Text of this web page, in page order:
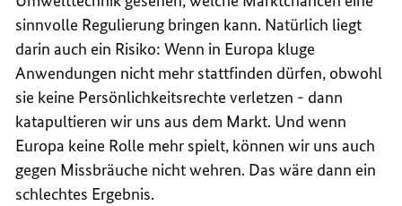
sinnvolle Regulierung bringen kann. Natürlich liegt
darin auch ein Risiko: Wenn in Europa kluge
Anwendungen nicht mehr stattfinden dürfen, obwohl
sie keine Persönlichkeitsrechte verletzen - dann
katapultieren wir uns aus dem Markt. Und wenn
Europa keine Rolle mehr spielt, können wir uns auch
gegen Missbräuche nicht wehren. Das wäre dann ein
schlechtes Ergebnis.